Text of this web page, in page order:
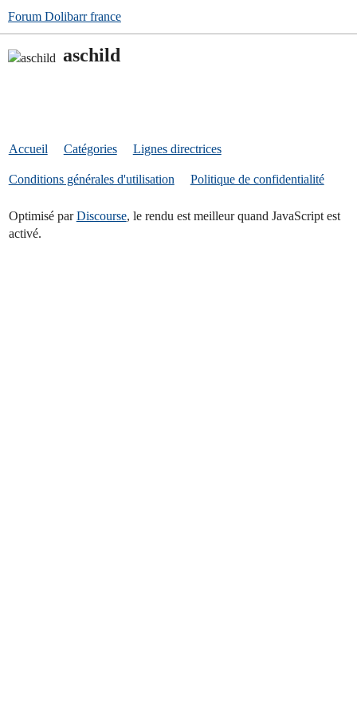
Forum Dolibarr france
aschild
Accueil Catégories Lignes directrices
Conditions générales d'utilisation Politique de confidentialité
Optimisé parDiscourse, le rendu est meilleur quand JavaScript est
activé.